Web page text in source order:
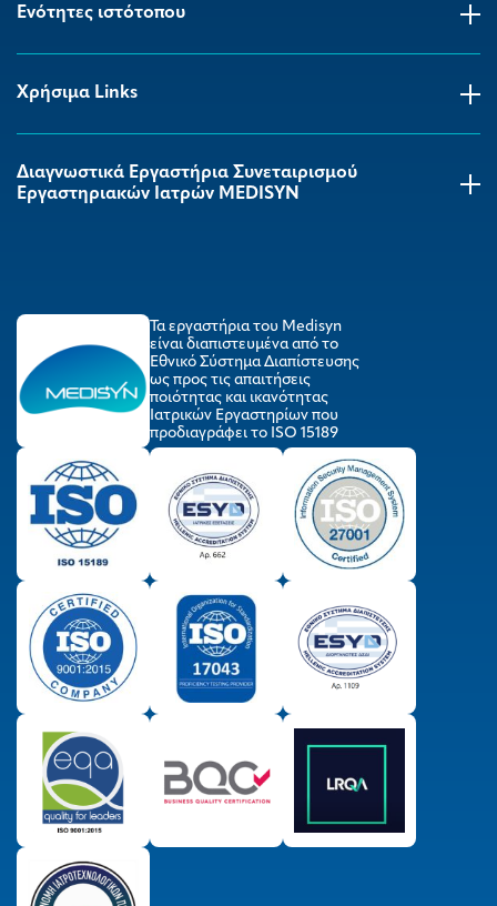
Ενότητες ιστότοπου
Χρήσιμα Links
Διαγνωστικά Εργαστήρια Συνεταιρισμού
Εργαστηριακών Ιατρών MEDISYΝ
Τα εργαστήρια του Medisyn
είναι διαπιστευμένα από το
Εθνικό Σύστημα Διαπίστευσης
ως προς τις απαιτήσεις
ποιότητας και ικανότητας
Ιατρικών Εργαστηρίων που
προδιαγράφει το ISO 15189